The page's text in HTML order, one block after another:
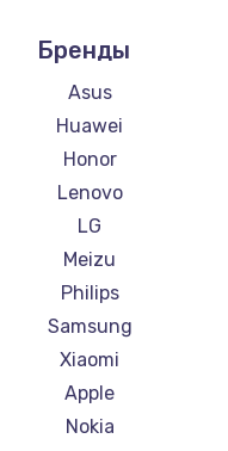
смартфонов Digma
смартфонов Ginzzu
смартфонов Highscreen
смартфонов Irbis
смартфонов Kyocera
смартфонов LeEco
смартфонов OnePlus
смартфонов teXet
смартфонов Motorola
смартфонов Prestigio
смартфонов Vertex
смартфонов Microsoft
Бренды
Asus
Huawei
Honor
Lenovo
LG
Meizu
Philips
Samsung
Xiaomi
Apple
Nokia